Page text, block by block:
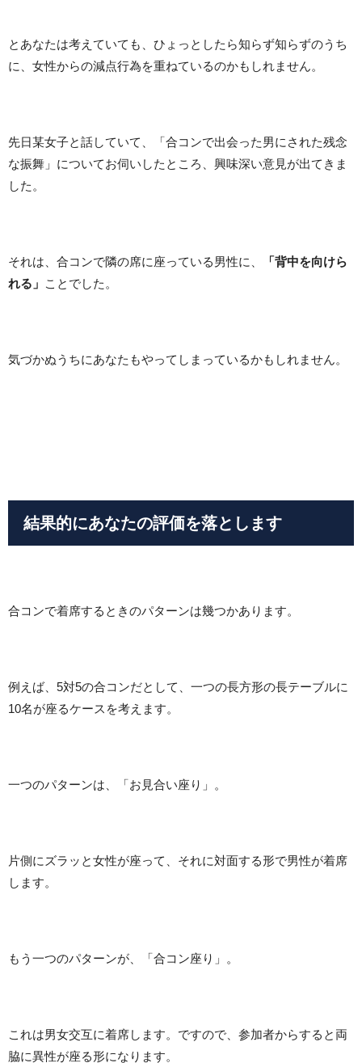
とあなたは考えていても、ひょっとしたら知らず知らずのうち
に、女性からの減点行為を重ねているのかもしれません。
先日某女子と話していて、「合コンで出会った男にされた残念
な振舞」についてお伺いしたところ、興味深い意見が出てきま
した。
それは、合コンで隣の席に座っている男性に、
「背中を向けら
れる」 ことでした。
気づかぬうちにあなたもやってしまっているかもしれません。
結果的にあなたの評価を落とします
合コンで着席するときのパターンは幾つかあります。
例えば、5対5の合コンだとして、一つの長方形の長テーブルに
10名が座るケースを考えます。
一つのパターンは、「お見合い座り」。
片側にズラッと女性が座って、それに対面する形で男性が着席
します。
もう一つのパターンが、「合コン座り」。
これは男女交互に着席します。ですので、参加者からすると両
脇に異性が座る形になります。